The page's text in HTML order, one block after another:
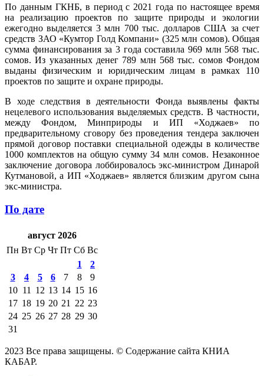
По данным ГКНБ, в период с 2021 года по настоящее время
на реализацию проектов по защите природы и экологии
ежегодно выделяется 3 млн 700 тыс. долларов США за счет
средств ЗАО «Кумтор Голд Компани» (325 млн сомов). Общая
сумма финансирования за 3 года составила 969 млн 568 тыс.
сомов. Из указанных денег 789 млн 568 тыс. сомов Фондом
выданы физическим и юридическим лицам в рамках 110
проектов по защите и охране природы.
В ходе следствия в деятельности Фонда выявлены факты
нецелевого использования выделяемых средств. В частности,
между Фондом, Минприроды и ИП «Ходжаев» по
предварительному сговору без проведения тендера заключен
прямой договор поставки специальной одежды в количестве
1000 комплектов на общую сумму 34 млн сомов. Незаконное
заключение договора лоббировалось экс-министром Динарой
Кутмановой, а ИП «Ходжаев» является близким другом сына
экс-министра.
По дате
август 2026
Пн Вт Ср Чт Пт Сб Вс
1
2
3
4 5 6 7 8
9
10 11 12 13 14 15 16
17 18 19 20 21 22 23
24 25 26 27 28 29 30
31
2023 Все права защищены. © Содержание сайта КНИА
КАБАР.